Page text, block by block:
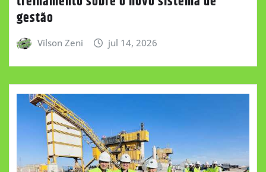
gestão
Vilson Zeni jul 14, 2026